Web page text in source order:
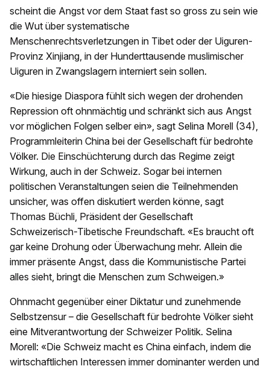
scheint die Angst vor dem Staat fast so gross zu sein wie
die Wut über systematische
Menschenrechtsverletzungen in Tibet oder der Uiguren-
Provinz Xinjiang, in der Hunderttausende muslimischer
Uiguren in Zwangslagern interniert sein sollen.
«Die hiesige Diaspora fühlt sich wegen der drohenden
Repression oft ohnmächtig und schränkt sich aus Angst
vor möglichen Folgen selber ein», sagt Selina Morell (34),
Programmleiterin China bei der Gesellschaft für bedrohte
Völker. Die Einschüchterung durch das Regime zeigt
Wirkung, auch in der Schweiz. Sogar bei internen
politischen Veranstaltungen seien die Teilnehmenden
unsicher, was offen diskutiert werden könne, sagt
Thomas Büchli, Präsident der Gesellschaft
Schweizerisch-Tibetische Freundschaft. «Es braucht oft
gar keine Drohung oder Überwachung mehr. Allein die
immer präsente Angst, dass die Kommunistische Partei
alles sieht, bringt die Menschen zum Schweigen.»
Ohnmacht gegenüber einer Diktatur und zunehmende
Selbstzensur – die Gesellschaft für bedrohte Völker sieht
eine Mitverantwortung der Schweizer Politik. Selina
Morell: «Die Schweiz macht es China einfach, indem die
wirtschaftlichen Interessen immer dominanter werden und